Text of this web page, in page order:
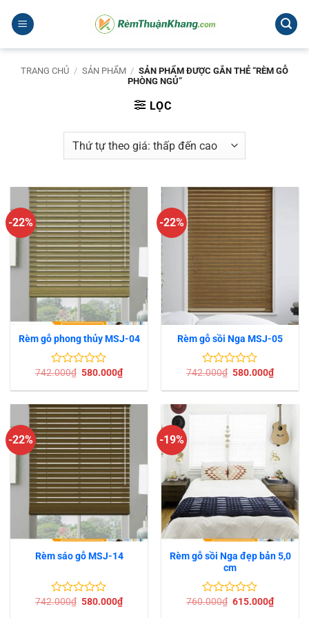
qua
TRANG CHỦ / SẢN PHẨM / SẢN PHẨM ĐƯỢC GẮN THẺ “RÈM GỖ
PHÒNG NGỦ”
LỌC
-22%
Rèm gỗ phong thủy MSJ-04
Được
0
5
sao
742.000₫ Giá
là:
580.000₫Giá
hiện
tại
580.000₫.
-22%
Rèm gỗ sồi Nga MSJ-05
Được
742.000₫ Giá
là:
580.000₫Giá
hiện
tại
-22%
Rèm sáo gỗ MSJ-14
Được
742.000₫ Giá
580.000₫Giá
hiện
-19%
Rèm gỗ sồi Nga đẹp bản 5,0
cm
Được
760.000₫ Giá
615.000₫Giá
hiện